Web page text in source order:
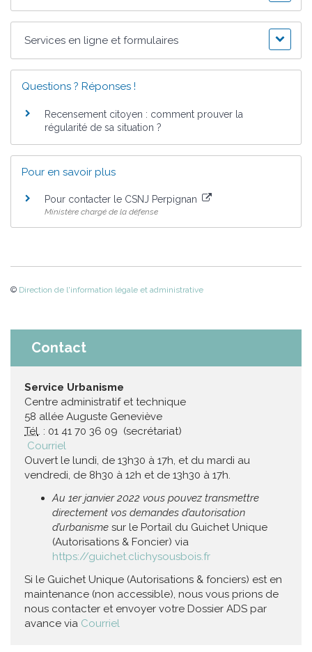
Services en ligne et formulaires
Questions ? Réponses !
Recensement citoyen : comment prouver la
régularité de sa situation ?
Pour en savoir plus
Pour contacter le CSNJ Perpignan
Ministère chargé de la défense
© Direction de l'information légale et administrative
Contact
Service Urbanisme
Centre administratif et technique
58 allée Auguste Geneviève
Tél. : 01 41 70 36 09 (secrétariat)
Courriel
Ouvert le lundi, de 13h30 à 17h, et du mardi au
vendredi, de 8h30 à 12h et de 13h30 à 17h.
Au 1er janvier 2022 vous pouvez transmettre
directement vos demandes d’autorisation
d’urbanisme sur le Portail du Guichet Unique
(Autorisations & Foncier) via
https://guichet.clichysousbois.fr
Si le Guichet Unique (Autorisations & fonciers) est en
maintenance (non accessible), nous vous prions de
nous contacter et envoyer votre Dossier ADS par
avance via Courriel